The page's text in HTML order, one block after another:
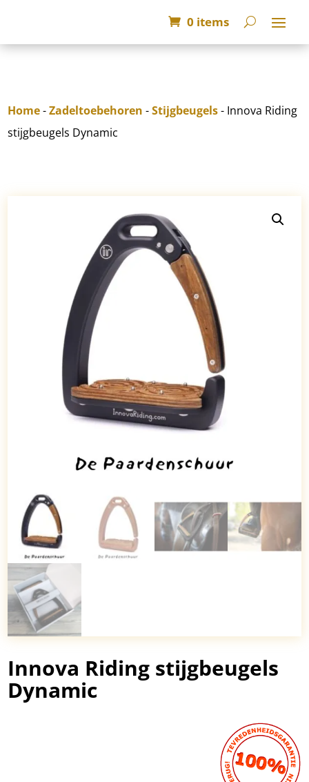
0 items
Home-Zadeltoebehoren -Stijgbeugels- Innova Riding
stijgbeugels Dynamic
Innova Riding stijgbeugels
Dynamic